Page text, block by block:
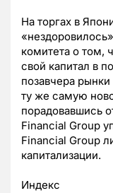
На торгах в
комитета о том,
свой капитал в
позавчера
ту же самую
порадовавшись
Financial Group
Financial Group
капитализации.
Индекс